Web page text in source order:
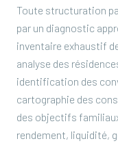
Toute structuration
par un diagnostic
inventaire exhaustif
analyse des
identification des
cartographie des
des objectifs
rendement, liquidité,